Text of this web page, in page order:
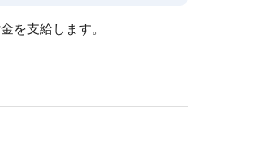
を支給します。